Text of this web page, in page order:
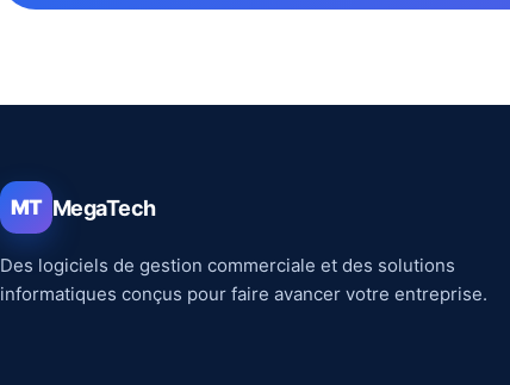
MT MegaTech
Des logiciels de gestion commerciale et des solutions
informatiques conçus pour faire avancer votre entreprise.